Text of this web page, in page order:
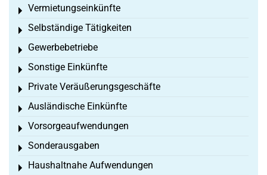
Vermietungseinkünfte
Toggle menu
Selbständige Tätigkeiten
Toggle menu
Gewerbebetriebe
Toggle menu
Sonstige Einkünfte
Toggle menu
Private Veräußerungsgeschäfte
Toggle menu
Ausländische Einkünfte
Toggle menu
Vorsorgeaufwendungen
Toggle menu
Sonderausgaben
Toggle menu
Haushaltnahe Aufwendungen
Toggle menu